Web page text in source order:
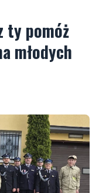
W BOLSZEWIE/ FACEBOOK